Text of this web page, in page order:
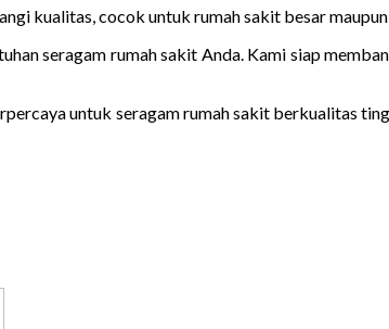
kualitas, cocok untuk rumah sakit besar
seragam rumah sakit Anda. Kami siap
untuk seragam rumah sakit berkualitas